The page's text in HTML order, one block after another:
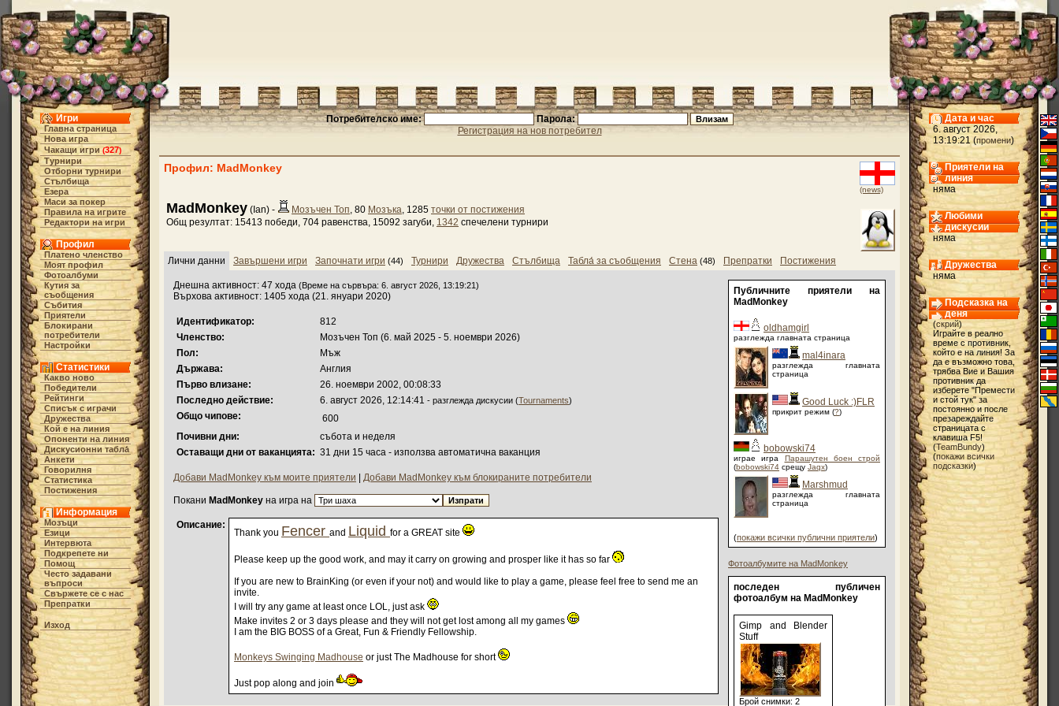
Игри
Главна страница
Нова игра
Чакащи игри (327)
Турнири
Отборни турнири
Стълбища
Езера
Маси за покер
Правила на игрите
Редактори на игри
Профил
Платено членство
Моят профил
Фотоалбуми
Кутия за
съобщения
Събития
Приятели
Блокирани
потребители
Настройки
Статистики
Какво ново
Победители
Рейтинги
Списък с играчи
Дружества
Кой е на линия
Опоненти на линия
Дискусионни табла́
Анкети
Говорилня
Статистика
Постижения
Информация
Мозъци
Езици
Интервюта
Подкрепете ни
Помощ
Често задавани
въпроси
Свържете се с нас
Препратки
Изход
Потребителско име:
Парола:
Регистрация на нов потребител
(news)
Профил: MadMonkey
MadMonkey (Ian) - Мозъчен Топ, 80 Мозъка, 1285 точки от постижения
Общ резултат: 15413 победи, 704 равенства, 15092 загуби, 1342 спечелени турнири
Лични данни Завършени игри Започнати игри (44) Турнири Дружества Стълбища Табла́ за съобщения Стена (48) Препратки Постижения
Публичните приятели на
MadMonkey
oldhamgirl
разглежда главната страница
mal4inara
разглежда главната
страница
Good Luck :)FLR
прикрит режим (?)
bobowski74
играе игра Парашутен боен строй
(bobowski74 срещу Jaqx)
Marshmud
разглежда главната
страница
(покажи всички публични приятели)
Фотоалбумите на MadMonkey
последен публичен
фотоалбум на MadMonkey
Gimp and Blender
Stuff
Брой снимки: 2
Днешна активност: 47 хода (Време на сървъра: 6. август 2026, 13:19:21)
Върхова активност: 1405 хода (21. януари 2020)
Идентификатор:
812
Членство:
Мозъчен Топ (6. май 2025 - 5. ноември 2026)
Пол:
Мъж
Държава:
Англия
Първо влизане:
26. ноември 2002, 00:08:33
Последно действие:
6. август 2026, 12:14:41 - разглежда дискусии (Tournaments)
Общо чипове:
600
Почивни дни:
събота и неделя
Оставащи дни от ваканцията: 31 дни 15 часа - използва автоматична ваканция
Добави MadMonkey към моите приятели Добави MadMonkey към блокираните потребители
Покани MadMonkey на игра на
Описание:
Thank you Fencer and Liquid for a GREAT site
Please keep up the good work, and may it carry on growing and prosper like it has so far
If you are new to BrainKing (or even if your not) and would like to play a game, please feel free to send me an
invite.
I will try any game at least once LOL, just ask
Make invites 2 or 3 days please and they will not get lost among all my games
I am the BIG BOSS of a Great, Fun & Friendly Fellowship.
Monkeys Swinging Madhouse or just The Madhouse for short
Just pop along and join
Дата и час
6. август 2026,
13:19:21 (промени)
Приятели на
линия
няма
Любими
дискусии
няма
Дружества
няма
Подсказка на
деня
(скрий)
Играйте в реално
време с противник,
който е на линия! За
да е възможно това,
трябва Вие и Вашия
противник да
изберете "Премести
и стой тук" за
постоянно и после
презареждайте
страницата с
клавиша F5!
(TeamBundy)
(покажи всички
подсказки)